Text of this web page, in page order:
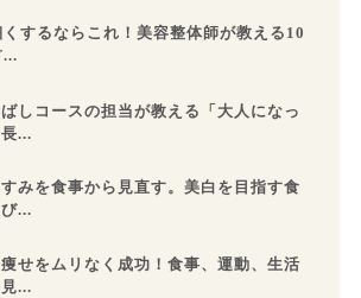
するならこれ！美容整体師が教える10
...
しコースの担当が教える「大人になっ
...
みを食事から見直す。美白を目指す食
...
痩せをムリなく成功！食事、運動、生活
...